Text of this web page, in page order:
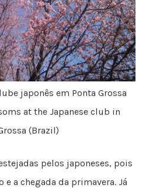
japonês em Ponta Grossa
at the Japanese club in
(Brazil)
pelos japoneses, pois
a chegada da primavera. Já